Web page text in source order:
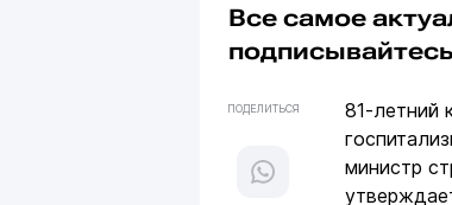
Все самое
ПОДЕЛИТЬСЯ
81-летний
министр